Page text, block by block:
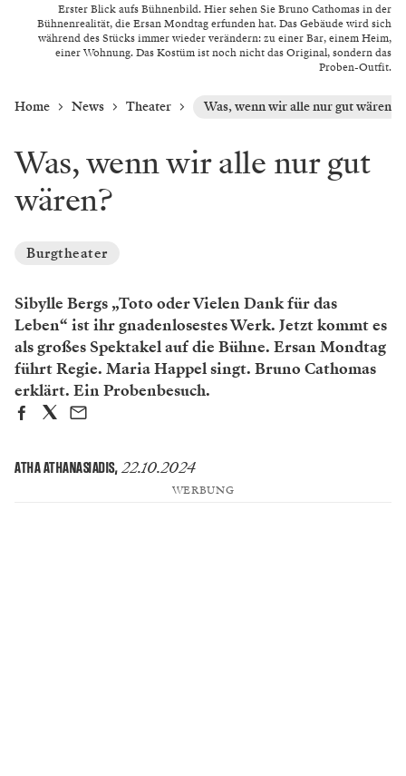
Erster Blick aufs Bühnenbild. Hier sehen Sie Bruno Cathomas in der
Bühnenrealität, die Ersan Mondtag erfunden hat. Das Gebäude wird sich
während des Stücks immer wieder verändern: zu einer Bar, einem Heim,
einer Wohnung. Das Kostüm ist noch nicht das Original, sondern das
Proben-Outfit.
Home News Theater Was, wenn wir alle nur gut wären?
Was, wenn wir alle nur gut
wären?
Burgtheater
Sibylle Bergs „Toto oder Vielen Dank für das
Leben“ ist ihr gnadenlosestes Werk. Jetzt kommt es
als großes Spektakel auf die Bühne. Ersan Mondtag
führt Regie. Maria Happel singt. Bruno Cathomas
erklärt. Ein Probenbesuch.
ATHA ATHANASIADIS, 22.10.2024
WERBUNG